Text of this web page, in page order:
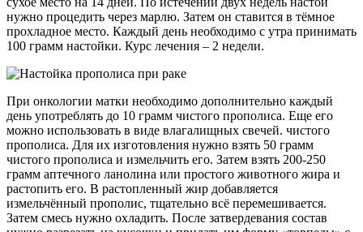
нужно процедить через марлю. Затем он ставится в тёмное
прохладное место. Каждый день необходимо с утра принимать
100 грамм настойки. Курс лечения – 2 недели.
При онкологии матки необходимо дополнительно каждый
день употреблять до 10 грамм чистого прополиса. Еще его
можно использовать в виде влагалищных свечей. чистого
прополиса. Для их изготовления нужно взять 50 грамм
чистого прополиса и измельчить его. Затем взять 200-250
грамм аптечного ланолина или простого животного жира и
растопить его. В растопленный жир добавляется
измельчённый прополис, тщательно всё перемешивается.
Затем смесь нужно охладить. После затвердевания состав